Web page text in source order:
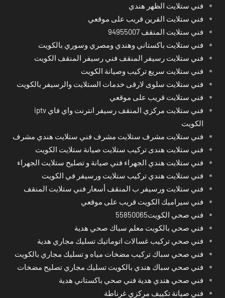
فني ستلايت الظهر هندي
فني ستلايت القرين قريب على موقعي
فني ستلايت المنقف 94955007
فني ستلايت باكستاني وهندي ومصري وسوري بالكويت
فني ستلايت رسيفر المنقف فني رسيفر المنقف الكويت
فني ستلايت سريع تركيب وصيانة الكويت
فني ستلايت سلوى لارقى خدمات الستلايت والرسيفر بالكويت
فني ستلايت قريب على موقعي
فني ستلايت مركزي المنقف رسيفر انترنت واي فاي iptv
الكويت
فني ستلايت مشرف ستلايت مشرف فني ستلايت هندي مشرف
فني ستلايت هندى تركيب ستلايت صيانة ستلايت الكويت
فني ستلايت هندي الجهراء فني صيانة و تصليح ستلايت الجهراء
فني ستلايت هندي تركيب ستلايت ورسيفر في الكويت
فني ستلايت ورسيفر ب المنقف أسعار فني ستلايت المنقف
فني سيراميك الكويت قريب على موقعي
فني صحي الكويت55850065
فني صحي بالكويت معلم سباك صحي هدية
فني صحي تركيب غسالات اتوماتيك تسليك مجاري هدية
فني صحي سباك تركيب مضخات مياه و تسليك مجاري بالكويت
فني صحي سباك هندي بالكويت تسليك مجاري تصليح مضخات
فني صحي هندي هدية فني صحي باكستاني هدية
فني صيانة تكييف مركزي غرناطة